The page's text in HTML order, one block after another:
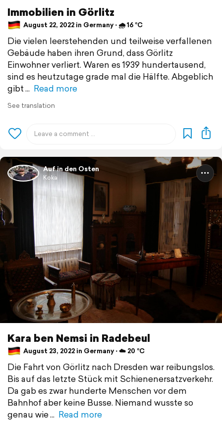
Immobilien in Görlitz
August 22, 2022 in Germany ⋅ 🌧 16 °C
Die vielen leerstehenden und teilweise verfallenen
Gebäude haben ihren Grund, dass Görlitz
Einwohner verliert. Waren es 1939 hundertausend,
sind es heutzutage grade mal die Hälfte. Abgeblich
gibt
Read more
See translation
Auf in den Osten
Koka
Kara ben Nemsi in Radebeul
August 23, 2022 in Germany ⋅ ☁️ 20 °C
Die Fahrt von Görlitz nach Dresden war reibungslos.
Bis auf das letzte Stück mit Schienenersatzverkehr.
Da gab es zwar hunderte Menschen vor dem
Bahnhof aber keine Busse. Niemand wusste so
genau wie
Read more